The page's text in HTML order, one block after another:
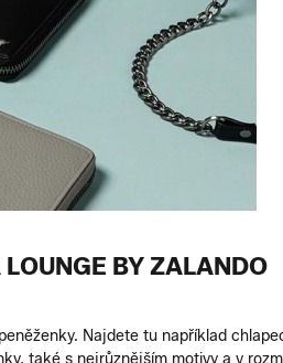
BY ZALANDO
Najdete tu například